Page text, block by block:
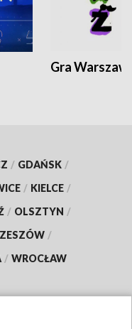
Gra
/ GDAŃSK /
/ KIELCE /
/ OLSZTYN /
/
/ WROCŁAW